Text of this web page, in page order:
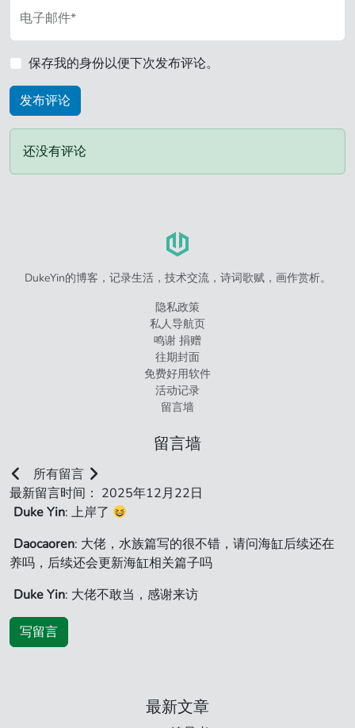
电子邮件*
保存我的身份以便下次发布评论。
还没有评论
DukeYin的博客，记录生活，技术交流，诗词歌赋，画作赏析。
隐私政策
私人导航页
鸣谢 捐赠
往期封面
免费好用软件
活动记录
留言墙
留言墙
所有留言
最新留言时间： 2025年12月22日
Duke Yin: 上岸了
Daocaoren: 大佬，水族篇写的很不错，请问海缸后续还在
养吗，后续还会更新海缸相关篇子吗
Duke Yin: 大佬不敢当，感谢来访
写留言
最新文章